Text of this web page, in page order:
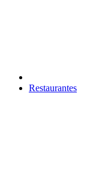
Restaurantes